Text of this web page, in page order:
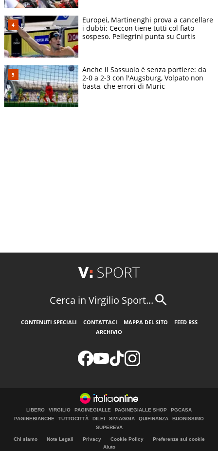
Europei, Martinenghi prova a cancellare
i dubbi: Ceccon tiene tutti col fiato
sospeso. Pellegrini punta su Curtis
Anche il Sassuolo è senza portiere: da
2-0 a 2-3 con l'Augsburg, Volpato non
basta, che errori di Muric
Cerca in Virgilio Sport...
CONTENUTI SPECIALI CONTATTACI MAPPA DEL SITO
FEED RSS
ARCHIVIO
LIBERO VIRGILIO PAGINEGIALLE PAGINEGIALLE SHOP
PGCASA
PAGINEBIANCHE
TUTTOCITTÀ DILEI SIVIAGGIA QUIFINANZA
BUONISSIMO
SUPEREVA
Chi siamo Note Legali Privacy Cookie Policy
Preferenze sui cookie
Aiuto